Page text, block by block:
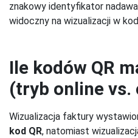
znakowy identyfikator
widoczny na wizualizacji w
Ile kodów QR
(tryb online vs.
Wizualizacja faktury
kod QR, natomiast